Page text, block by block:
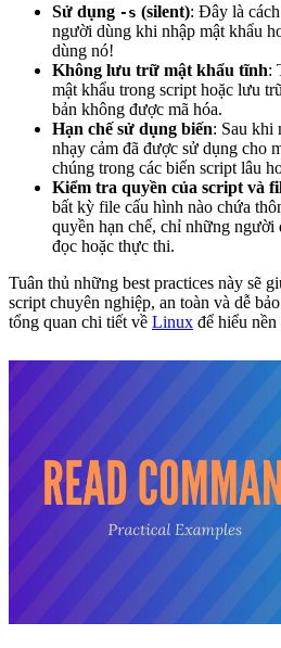
Sử dụng -s (silent): Đây là
người dùng khi nhập mật khẩu
dùng nó!
Không lưu trữ mật khẩu tĩnh:
mật khẩu trong script hoặc lưu
bản không được mã hóa.
Hạn chế sử dụng biến: Sau khi
nhạy cảm đã được sử dụng cho
chúng trong các biến script lâu
Kiểm tra quyền của script và
bất kỳ file cấu hình nào chứa
quyền hạn chế, chỉ những người
đọc hoặc thực thi.
Tuân thủ những best practices này sẽ
script chuyên nghiệp, an toàn và dễ
tổng quan chi tiết về Linux để hiểu